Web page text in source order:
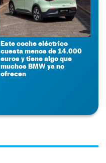
Este coche eléctrico
cuesta menos de 14.000
euros y tiene algo que
muchos BMW ya no
ofrecen